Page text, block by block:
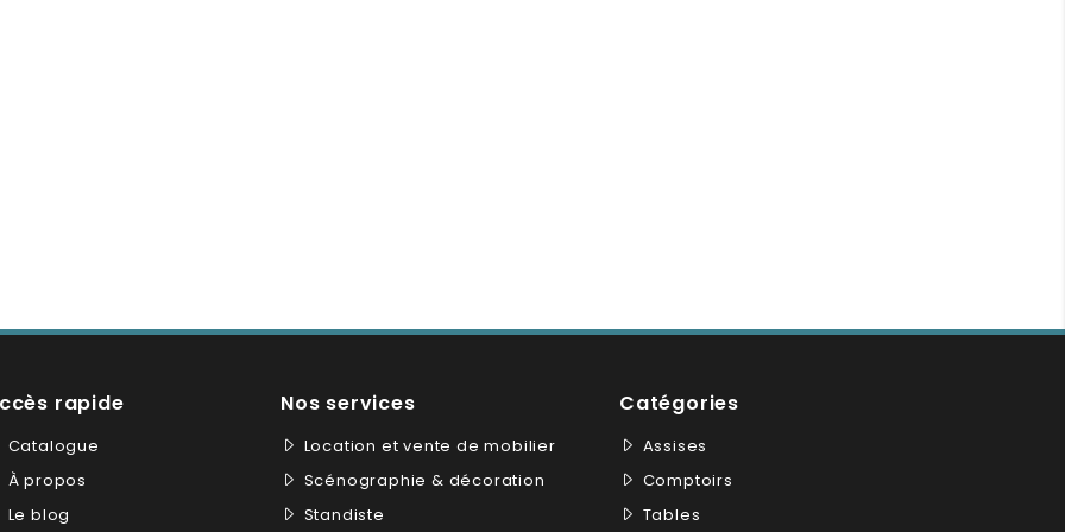
rapide
Catalogue
À propos
Le blog
Nos services
Location et vente de mobilier
Scénographie & décoration
Standiste
Catégories
Assises
Comptoirs
Tables